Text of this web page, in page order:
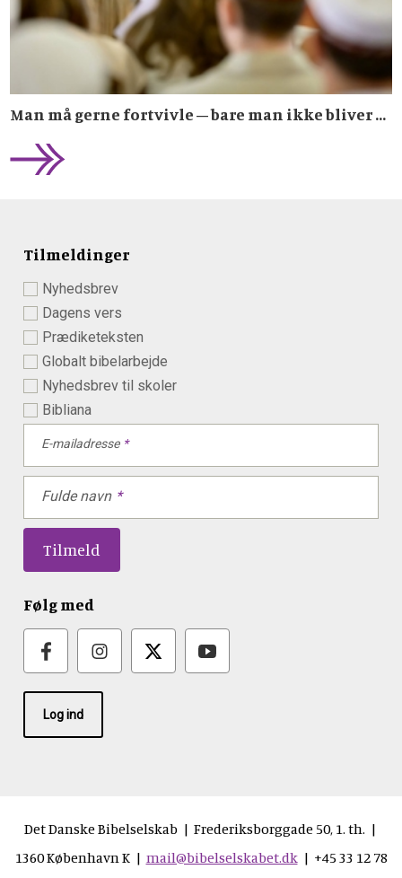
Man må gerne fortvivle – bare man ikke bliver ...
Tilmeldinger
Nyhedsbrev
Dagens vers
Prædiketeksten
Globalt bibelarbejde
Nyhedsbrev til skoler
Bibliana
E-mailadresse
Fulde navn
Følg med
Log ind
Det Danske Bibelselskab | Frederiksborggade 50, 1. th. |
1360 København K | mail@bibelselskabet.dk| +45 33 12 78